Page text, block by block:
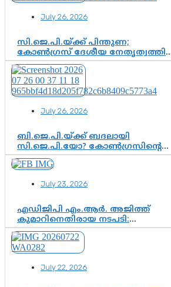
July 26, 2026
സി.ജെ.പി.യ്ക്ക് പിന്തുണ;
കോൺഗ്രസ് ദേശീയ
ആശങ്കയോ? പാർട്ടിക്കുള്ളിൽ
ഭിന്നാഭിപ്രായമെന്ന വിലയിരുത്തൽ
July 26, 2026
ബി.ജെ.പി.യ്ക്ക് ബദലായി
സി.ജെ.പി.യോ? കോൺഗ്രസിന്റെ
രാഷ്ട്രീയ ഇടം
സിജെപി ഉയർന്നുകഴിഞ്ഞോ?
വഴിത്തിരിവ്
July 23, 2026
എഡിജിപി എം.ആർ. അജിത്ത്
കുമാറിനെതിരായ നടപടി:
സസ്പെൻഷനിൽ ഒതുങ്ങുമോ,
അതോ കൂടുതൽ കടുത്ത
നടപടികളിലേക്കോ?
July 22, 2026